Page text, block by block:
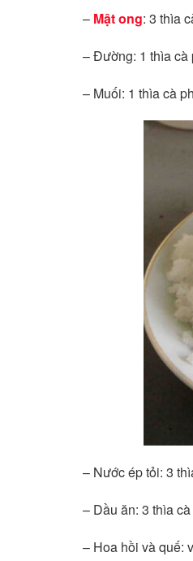
– Mật ong: 3 thìa
– Đường: 1 thìa cà
– Muối: 1 thìa cà
– Nước ép tỏi: 3
– Dầu ăn: 3 thìa
– Hoa hồi và quế: